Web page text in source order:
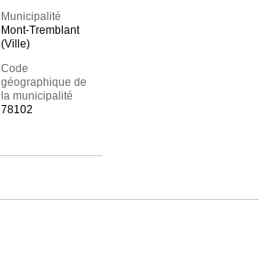
Municipalité
Mont-Tremblant
(Ville)
Code
géographique de
la municipalité
78102